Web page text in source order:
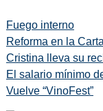
Fuego interno
Reforma en la
Cristina lleva su
El salario mínimo
Vuelve “VinoFest”